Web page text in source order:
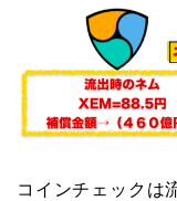
コインチェックは